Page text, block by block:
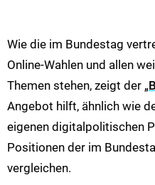
Wie die im Bundestag
Online-Wahlen und allen
Themen stehen, zeigt der „
Angebot hilft, ähnlich wie
eigenen digitalpolitischen
Positionen der im
vergleichen.